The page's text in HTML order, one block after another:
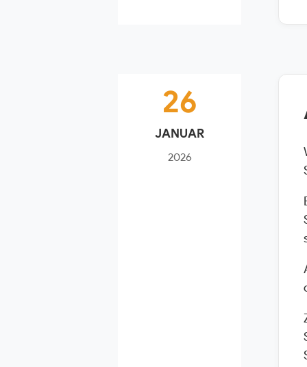
26
JANUAR
2026